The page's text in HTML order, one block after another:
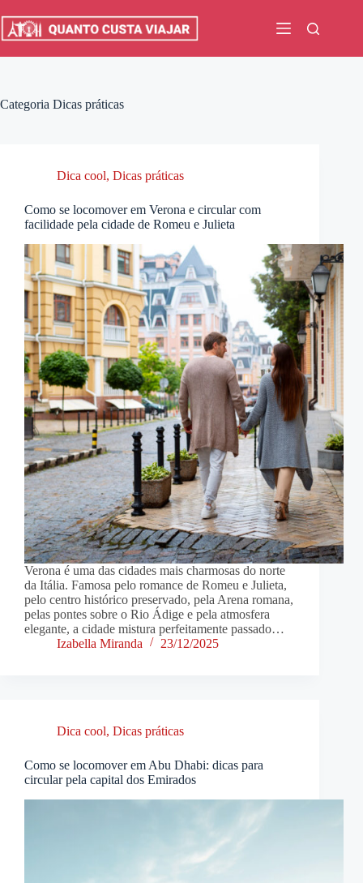
para
Categoria Dicas práticas
Dica cool, Dicas práticas
Como se locomover em Verona e circular com
facilidade pela cidade de Romeu e Julieta
Verona é uma das cidades mais charmosas do norte
da Itália. Famosa pelo romance de Romeu e Julieta,
pelo centro histórico preservado, pela Arena romana,
pelas pontes sobre o Rio Ádige e pela atmosfera
elegante, a cidade mistura perfeitamente passado…
Izabella Miranda
23/12/2025
Dica cool, Dicas práticas
Como se locomover em Abu Dhabi: dicas para
circular pela capital dos Emirados